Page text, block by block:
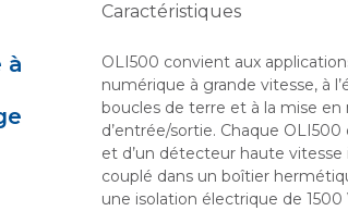
Caractéristiques
à
OLI500 convient aux
numérique à grande vitesse, à
boucles de terre et à la mise
d’entrée/sortie. Chaque OLI500
et d’un détecteur haute
couplé dans un boîtier
une isolation électrique de 1500